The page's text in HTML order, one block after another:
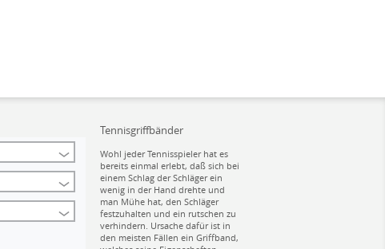
Tennisgriffbänder
Wohl jeder Tennisspieler hat es
bereits einmal erlebt, daß sich bei
einem Schlag der Schläger ein
wenig in der Hand drehte und
man Mühe hat, den Schläger
festzuhalten und ein rutschen zu
verhindern. Ursache dafür ist in
den meisten Fällen ein Griffband,